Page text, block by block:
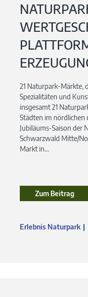
21 Naturpark-Märkte,
Spezialitäten und
insgesamt 21
Städten im nördlichen
Jubiläums-Saison der
Schwarzwald Mitte/
Markt in...
Zum BeitragZum
Erlebnis Naturpark